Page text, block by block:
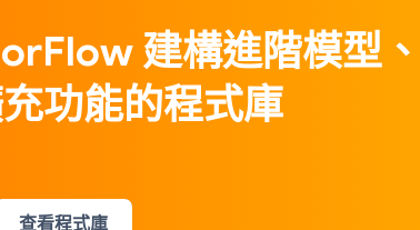
建構進階模型、
功能的程式庫
查看程式庫